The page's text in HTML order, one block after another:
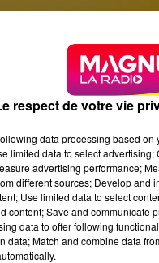
respect de votre vie
data processing based
limited data to select
advertising performance;
different sources; Develop
Use limited data to select
content; Save and communicate
data to offer following
data; Match and combine data